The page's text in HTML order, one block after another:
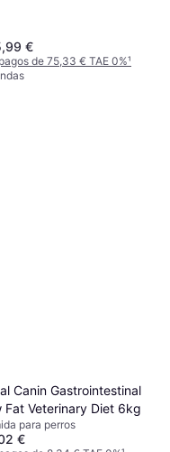
€
de 75,33 € TAE 0%¹
Canin Gastrointestinal
Fat Veterinary Diet 6kg
para perros
€